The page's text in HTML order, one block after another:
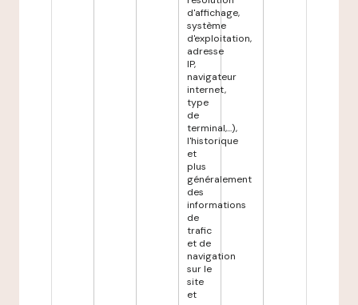
d'affichage,
système
d'exploitation,
adresse
IP,
navigateur
internet,
type
de
terminal,...),
l'historique
et
plus
généralement
des
informations
de
trafic
et de
navigation
sur le
site
et